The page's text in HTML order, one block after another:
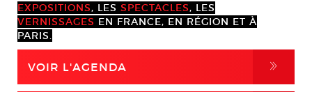
EXPOSITIONS, LES SPECTACLES, LES
VERNISSAGES EN FRANCE, EN RÉGION ET À
PARIS.
VOIR L'AGENDA ,